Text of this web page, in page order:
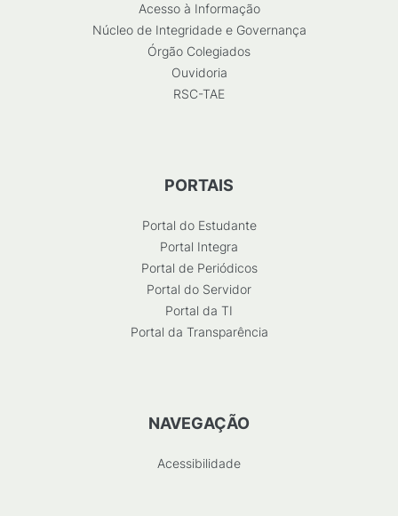
Acesso à Informação
Núcleo de Integridade e Governança
Órgão Colegiados
Ouvidoria
RSC-TAE
PORTAIS
Portal do Estudante
Portal Integra
Portal de Periódicos
Portal do Servidor
Portal da TI
Portal da Transparência
NAVEGAÇÃO
Acessibilidade